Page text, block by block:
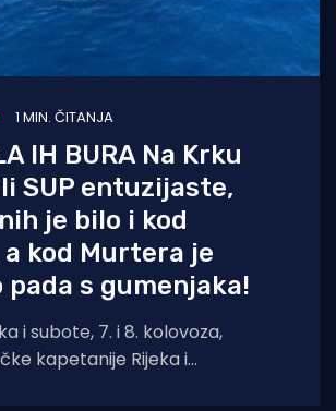
1 MIN. ČITANJA
IH BURA Na Krku
SUP entuzijaste,
je bilo i kod
a kod Murtera je
pada s gumenjaka!
i subote, 7. i 8. kolovoza,
kapetanije Rijeka i